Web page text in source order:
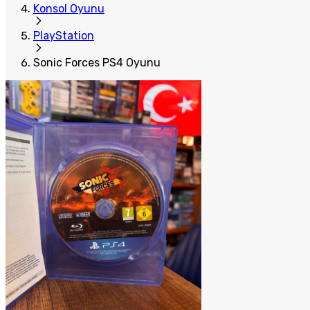
Konsol Oyunu
PlayStation
Sonic Forces PS4 Oyunu